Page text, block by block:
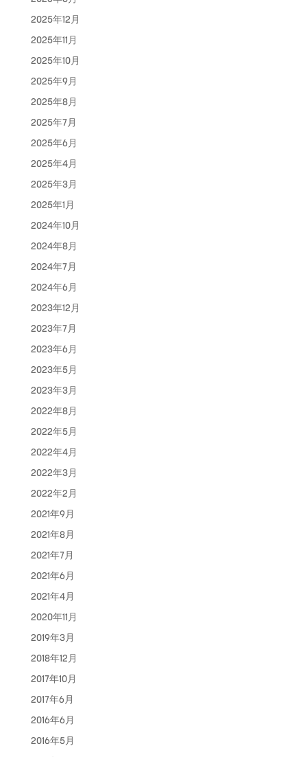
2025年12月
2025年11月
2025年10月
2025年9月
2025年8月
2025年7月
2025年6月
2025年4月
2025年3月
2025年1月
2024年10月
2024年8月
2024年7月
2024年6月
2023年12月
2023年7月
2023年6月
2023年5月
2023年3月
2022年8月
2022年5月
2022年4月
2022年3月
2022年2月
2021年9月
2021年8月
2021年7月
2021年6月
2021年4月
2020年11月
2019年3月
2018年12月
2017年10月
2017年6月
2016年6月
2016年5月